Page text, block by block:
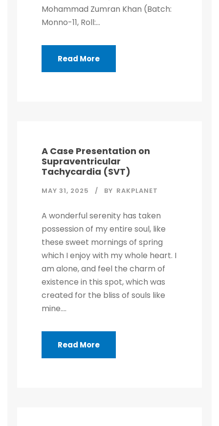
Mohammad Zumran Khan (Batch:
Monno-11, Roll:...
Read More
A Case Presentation on
Supraventricular
Tachycardia (SVT)
MAY 31, 2025 BY RAKPLANET
A wonderful serenity has taken
possession of my entire soul, like
these sweet mornings of spring
which I enjoy with my whole heart. I
am alone, and feel the charm of
existence in this spot, which was
created for the bliss of souls like
mine....
Read More